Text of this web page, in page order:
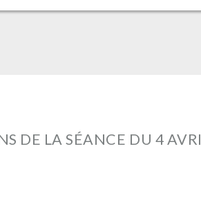
DE LA SÉANCE DU 4